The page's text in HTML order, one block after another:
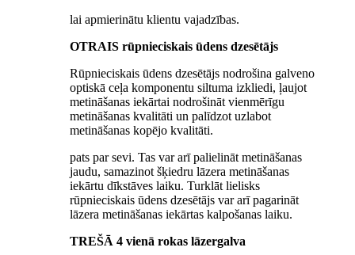
lai apmierinātu klientu vajadzības.
OTRAIS rūpnieciskais ūdens dzesētājs
Rūpnieciskais ūdens dzesētājs nodrošina galveno
optiskā ceļa komponentu siltuma izkliedi, ļaujot
metināšanas iekārtai nodrošināt vienmērīgu
metināšanas kvalitāti un palīdzot uzlabot
metināšanas kopējo kvalitāti.
pats par sevi. Tas var arī palielināt metināšanas
jaudu, samazinot šķiedru lāzera metināšanas
iekārtu dīkstāves laiku. Turklāt lielisks
rūpnieciskais ūdens dzesētājs var arī pagarināt
lāzera metināšanas iekārtas kalpošanas laiku.
TREŠĀ 4 vienā rokas lāzergalva